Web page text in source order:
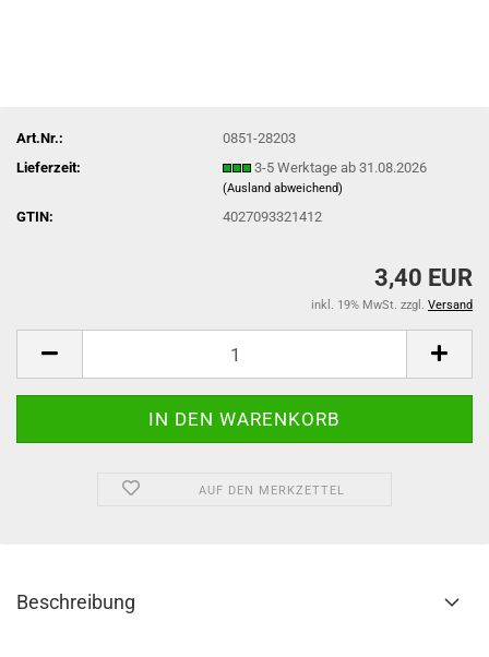
Art.Nr.:
0851-28203
Lieferzeit:
3-5 Werktage ab 31.08.2026
(Ausland abweichend)
GTIN: 4027093321412
3,40 EUR
inkl. 19% MwSt. zzgl. Versand
AUF DEN MERKZETTEL
Beschreibung